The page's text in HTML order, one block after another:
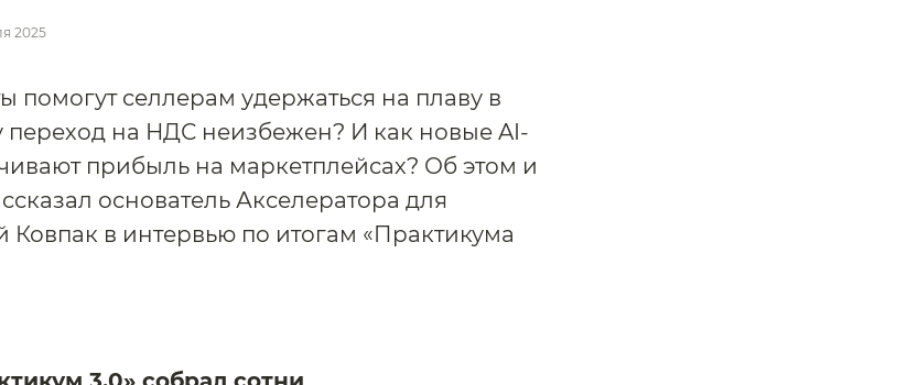
2025
помогут селлерам удержаться на плаву в
переход на НДС неизбежен? И как новые AI-
прибыль на маркетплейсах? Об этом и
основатель Акселератора для
в интервью по итогам «Практикума